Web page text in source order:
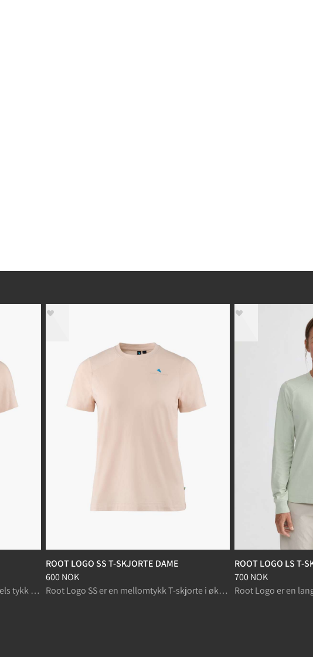
Root Pocket SS er en T-skjorte i middels tykk økologisk bomull for hverdagsbruk.
ROOT LOGO SS T-SKJORTE DAME
Pris: 600 NOK, redusert fra 600 NOK
600 NOK
Root Logo SS er en mellomtykk T-skjorte i økologisk bomull for hverdagsbruk.
ROOT LOGO LS T-
Pris: 700 NOK,
700 NOK